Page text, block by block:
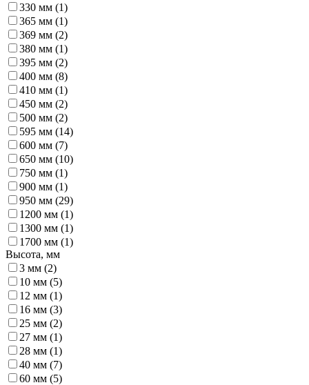
330 мм (1)
365 мм (1)
369 мм (2)
380 мм (1)
395 мм (2)
400 мм (8)
410 мм (1)
450 мм (2)
500 мм (2)
595 мм (14)
600 мм (7)
650 мм (10)
750 мм (1)
900 мм (1)
950 мм (29)
1200 мм (1)
1300 мм (1)
1700 мм (1)
Высота, мм
3 мм (2)
10 мм (5)
12 мм (1)
16 мм (3)
25 мм (2)
27 мм (1)
28 мм (1)
40 мм (7)
60 мм (5)